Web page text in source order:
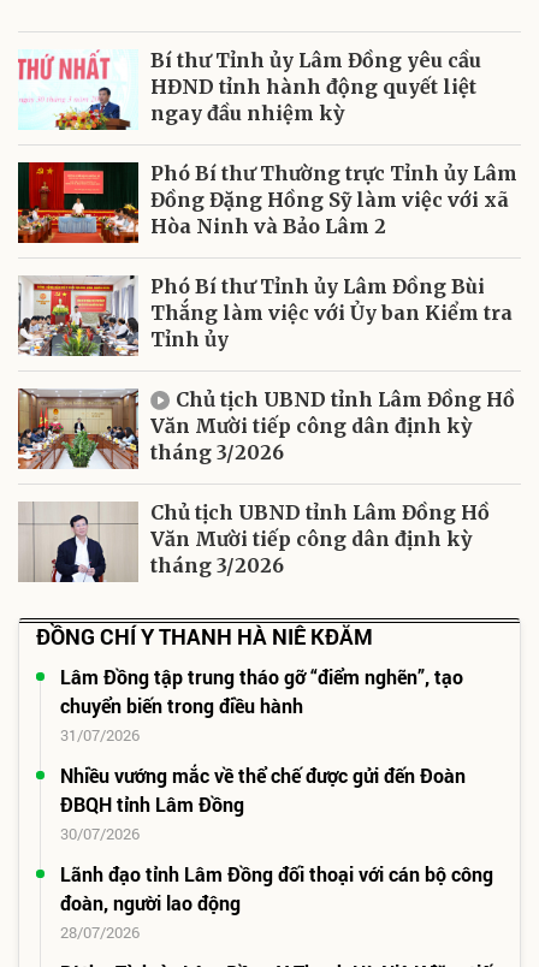
Bí thư Tỉnh ủy Lâm Đồng yêu cầu
HĐND tỉnh hành động quyết liệt
ngay đầu nhiệm kỳ
Phó Bí thư Thường trực Tỉnh ủy Lâm
Đồng Đặng Hồng Sỹ làm việc với xã
Hòa Ninh và Bảo Lâm 2
Phó Bí thư Tỉnh ủy Lâm Đồng Bùi
Thắng làm việc với Ủy ban Kiểm tra
Tỉnh ủy
Chủ tịch UBND tỉnh Lâm Đồng Hồ
Văn Mười tiếp công dân định kỳ
tháng 3/2026
Chủ tịch UBND tỉnh Lâm Đồng Hồ
Văn Mười tiếp công dân định kỳ
tháng 3/2026
ĐỒNG CHÍ Y THANH HÀ NIÊ KĐĂM
Lâm Đồng tập trung tháo gỡ “điểm nghẽn”, tạo
chuyển biến trong điều hành
31/07/2026
Nhiều vướng mắc về thể chế được gửi đến Đoàn
ĐBQH tỉnh Lâm Đồng
30/07/2026
Lãnh đạo tỉnh Lâm Đồng đối thoại với cán bộ công
đoàn, người lao động
28/07/2026